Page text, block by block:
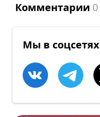
Комментарии 0
Мы в соцсетях